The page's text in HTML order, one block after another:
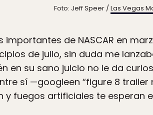
Foto: Jeff Speer /Las Vegas
importantes de NASCAR en
de julio, sin duda me
en su sano juicio no le da
sí —googleen “figure 8 trailer
fuegos artificiales te esperan